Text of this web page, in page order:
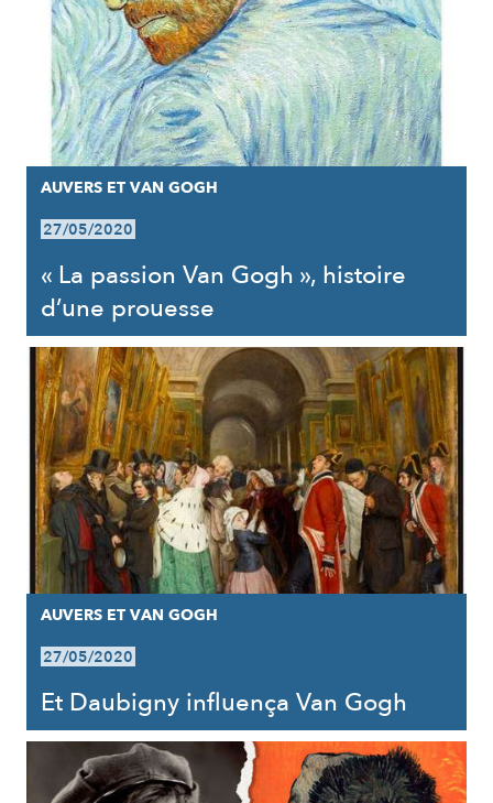
AUVERS ET VAN GOGH
27/05/2020
« La passion Van Gogh », histoire
d’une prouesse
AUVERS ET VAN GOGH
27/05/2020
Et Daubigny influença Van Gogh